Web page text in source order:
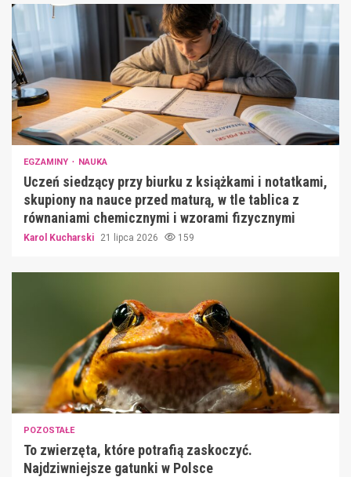
EGZAMINY NAUKA
Uczeń siedzący przy biurku z książkami i notatkami,
skupiony na nauce przed maturą, w tle tablica z
równaniami chemicznymi i wzorami fizycznymi
Karol Kucharski 21 lipca 2026 159
POZOSTAŁE
To zwierzęta, które potrafią zaskoczyć.
Najdziwniejsze gatunki w Polsce